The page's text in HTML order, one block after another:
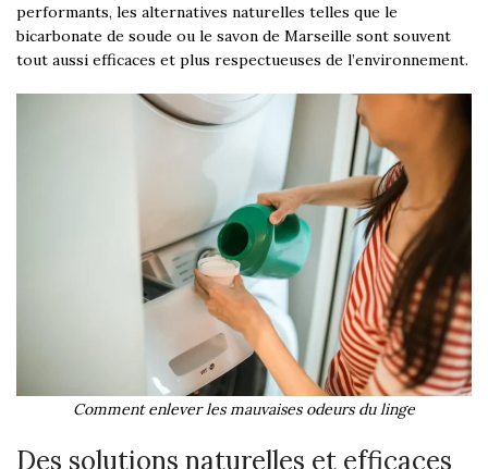
performants, les alternatives naturelles telles que le
bicarbonate de soude ou le savon de Marseille sont souvent
tout aussi efficaces et plus respectueuses de l’environnement.
Comment enlever les mauvaises odeurs du linge
Des solutions naturelles et efficaces